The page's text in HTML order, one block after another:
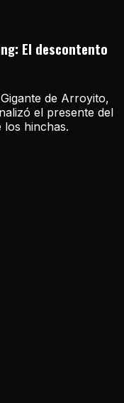
El descontento
de Arroyito,
el presente del
los hinchas.